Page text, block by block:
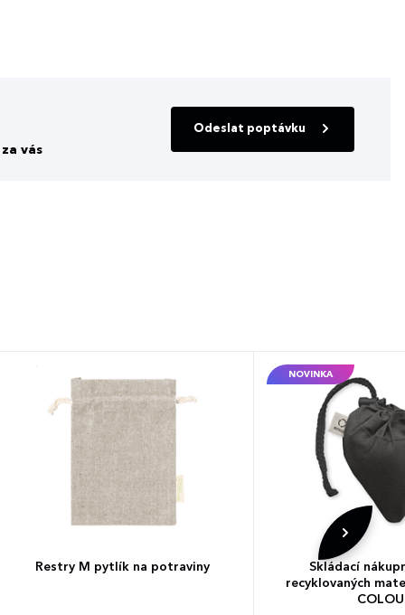
vás
Odeslat poptávku
Restry M pytlík na potraviny
NOVINKA
Skládací
recyklovaných